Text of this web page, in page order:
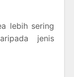
lebih sering
jenis